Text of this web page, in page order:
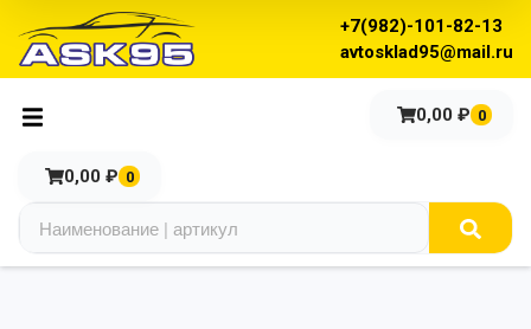
+7(982)-101-82-13
avtosklad95@mail.ru
0,00 ₽ 0
0,00 ₽ 0